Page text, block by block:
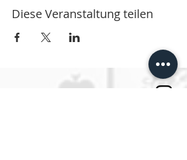
Diese Veranstaltung teilen